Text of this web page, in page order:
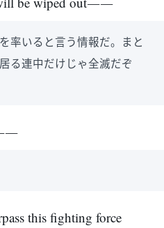
いると言う情報だ。まと
る連中だけじゃ全滅だぞ
this fighting force